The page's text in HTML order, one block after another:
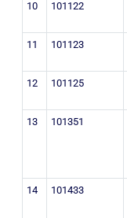
10
101122
11
101123
12
101125
13
101351
14
101433